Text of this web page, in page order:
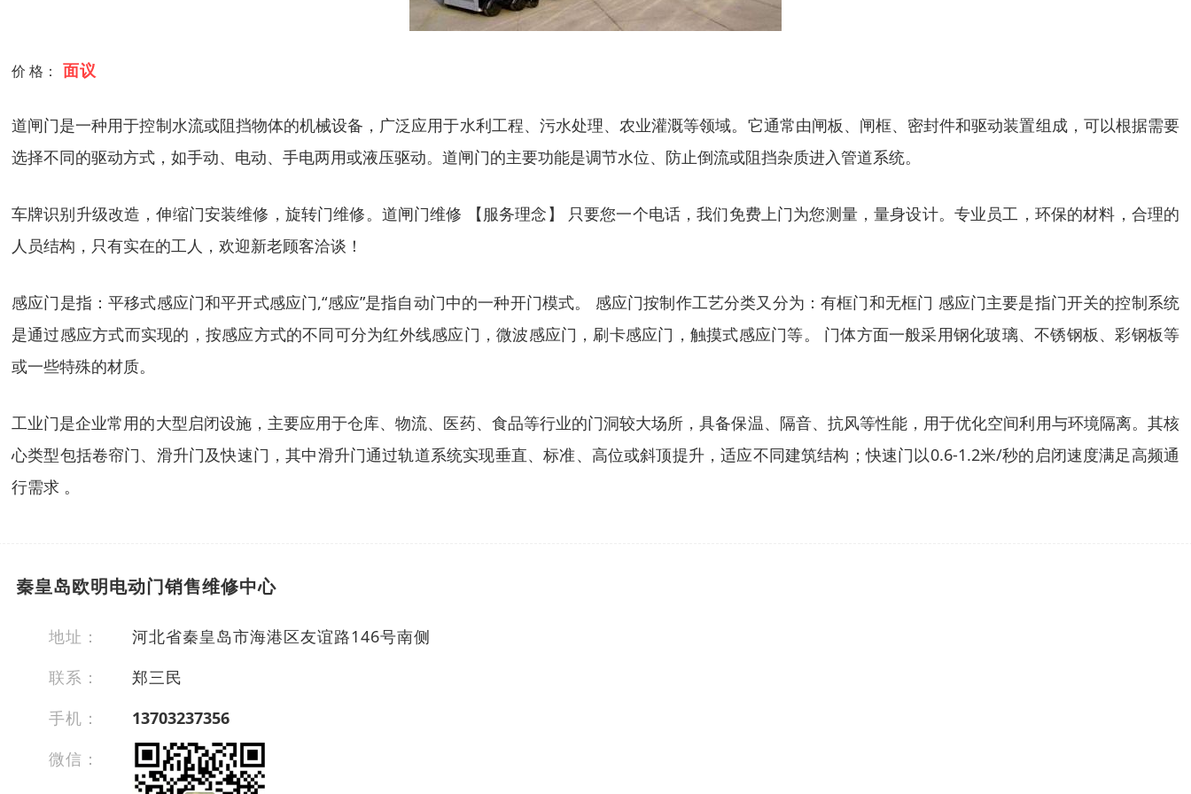
价 格： 面议
道闸门是一种用于控制水流或阻挡物体的机械设备，广泛应用于水利工程、污水处理、农业灌溉等领域。它通常由闸板、闸框、密封件和驱动装置组成，可以根据需要
选择不同的驱动方式，如手动、电动、手电两用或液压驱动。道闸门的主要功能是调节水位、防止倒流或阻挡杂质进入管道系统。
车牌识别升级改造，伸缩门安装维修，旋转门维修。道闸门维修 【服务理念】 只要您一个电话，我们免费上门为您测量，量身设计。专业员工，环保的材料，合理的
人员结构，只有实在的工人，欢迎新老顾客洽谈！
感应门是指：平移式感应门和平开式感应门,“感应”是指自动门中的一种开门模式。 感应门按制作工艺分类又分为：有框门和无框门 感应门主要是指门开关的控制系统
是通过感应方式而实现的，按感应方式的不同可分为红外线感应门，微波感应门，刷卡感应门，触摸式感应门等。 门体方面一般采用钢化玻璃、不锈钢板、彩钢板等
或一些特殊的材质。
工业门是企业常用的大型启闭设施，主要应用于仓库、物流、医药、食品等行业的门洞较大场所，具备保温、隔音、抗风等性能，用于优化空间利用与环境隔离。其核
心类型包括卷帘门、滑升门及快速门，其中滑升门通过轨道系统实现垂直、标准、高位或斜顶提升，适应不同建筑结构；快速门以0.6-1.2米/秒的启闭速度满足高频通
行需求 。
秦皇岛欧明电动门销售维修中心
地址：
河北省秦皇岛市海港区友谊路146号南侧
联系：
郑三民
手机：
13703237356
微信：